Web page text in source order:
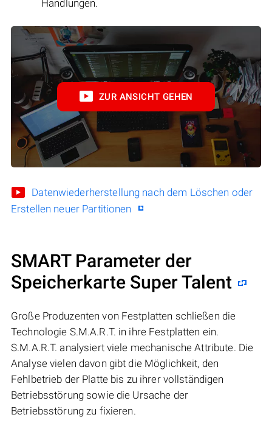
Handlungen.
ZUR ANSICHT GEHEN
Datenwiederherstellung nach dem Löschen oder
Erstellen neuer Partitionen
SMART Parameter der
Speicherkarte Super Talent
Große Produzenten von Festplatten schließen die
Technologie S.M.A.R.T. in ihre Festplatten ein.
S.M.A.R.T. analysiert viele mechanische Attribute. Die
Analyse vielen davon gibt die Möglichkeit, den
Fehlbetrieb der Platte bis zu ihrer vollständigen
Betriebsstörung sowie die Ursache der
Betriebsstörung zu fixieren.